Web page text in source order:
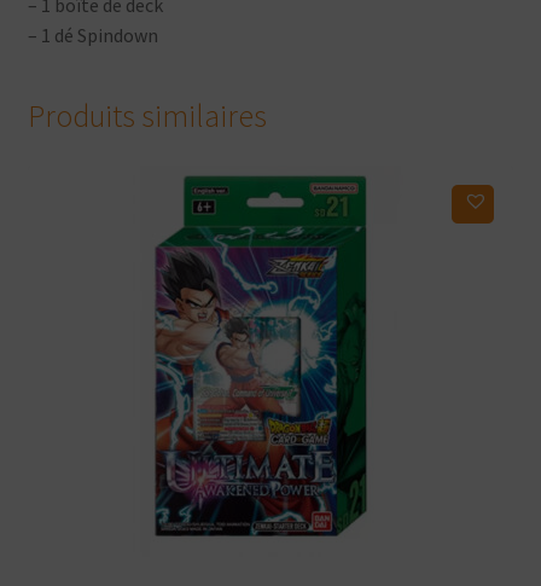
– 1 dé Spindown
Produits similaires
Ajouter à ma liste d'envies